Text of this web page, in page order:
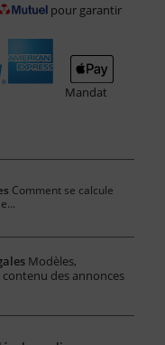
pour garantir
Mandat
Comment se calcule
Modèles,
des annonces